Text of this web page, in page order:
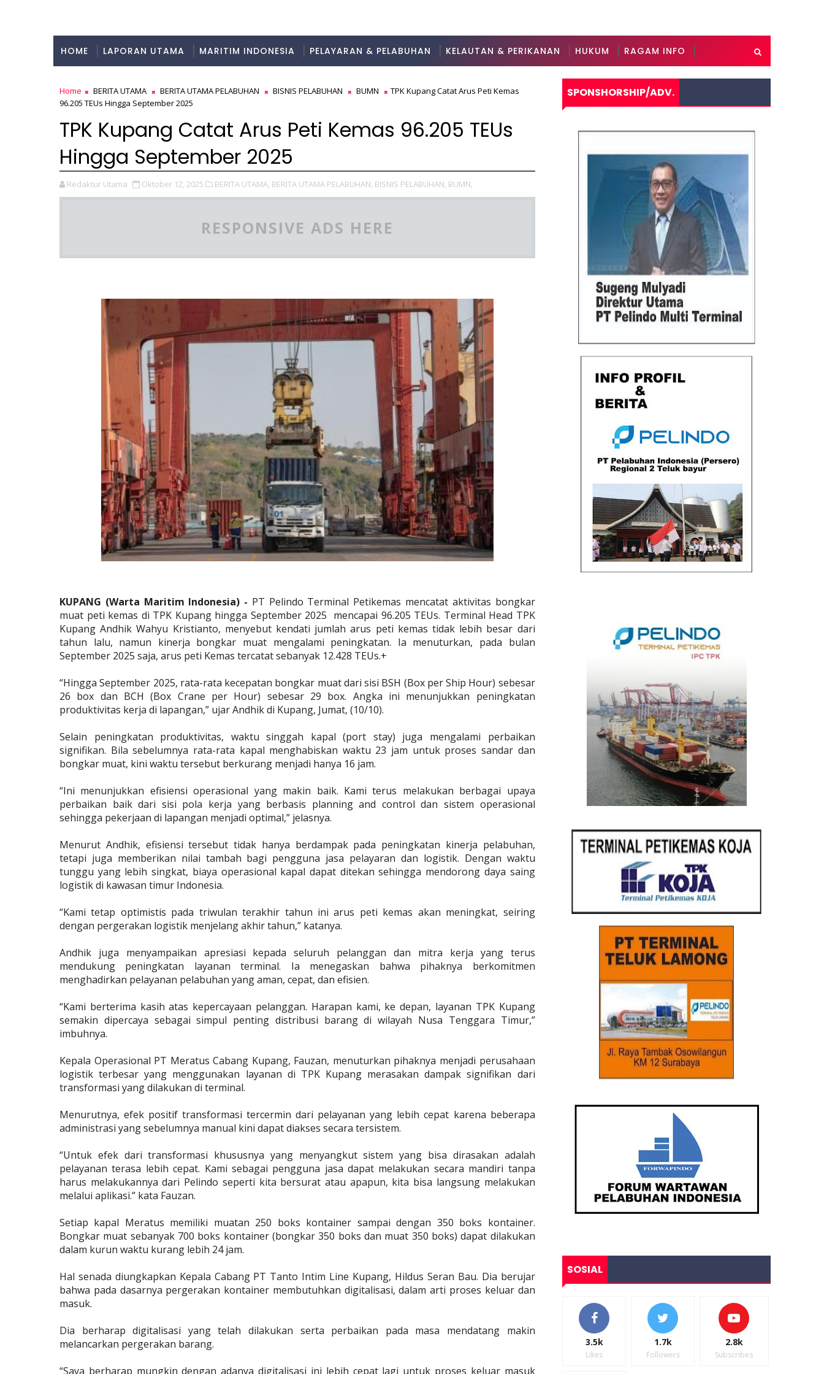
HOME LAPORAN UTAMA MARITIM INDONESIA PELAYARAN & PELABUHAN KELAUTAN & PERIKANAN HUKUM RAGAM INFO
Home BERITA UTAMA BERITA UTAMA PELABUHAN BISNIS PELABUHAN BUMN
TPK Kupang Catat Arus Peti Kemas
96.205 TEUs Hingga September 2025
TPK Kupang Catat Arus Peti Kemas 96.205 TEUs
Hingga September 2025
Redaktur Utama Oktober 12, 2025 BERITA UTAMA, BERITA UTAMA PELABUHAN, BISNIS PELABUHAN, BUMN,
RESPONSIVE ADS HERE
KUPANG (Warta Maritim Indonesia) - PT Pelindo Terminal Petikemas mencatat aktivitas bongkar
muat peti kemas di TPK Kupang hingga September 2025 mencapai 96.205 TEUs. Terminal Head TPK
Kupang Andhik Wahyu Kristianto, menyebut kendati jumlah arus peti kemas tidak lebih besar dari
tahun lalu, namun kinerja bongkar muat mengalami peningkatan. Ia menuturkan, pada bulan
September 2025 saja, arus peti Kemas tercatat sebanyak 12.428 TEUs.+
“Hingga September 2025, rata-rata kecepatan bongkar muat dari sisi BSH (Box per Ship Hour) sebesar
26 box dan BCH (Box Crane per Hour) sebesar 29 box. Angka ini menunjukkan peningkatan
produktivitas kerja di lapangan,” ujar Andhik di Kupang, Jumat, (10/10).
Selain peningkatan produktivitas, waktu singgah kapal (port stay) juga mengalami perbaikan
signifikan. Bila sebelumnya rata-rata kapal menghabiskan waktu 23 jam untuk proses sandar dan
bongkar muat, kini waktu tersebut berkurang menjadi hanya 16 jam.
“Ini menunjukkan efisiensi operasional yang makin baik. Kami terus melakukan berbagai upaya
perbaikan baik dari sisi pola kerja yang berbasis planning and control dan sistem operasional
sehingga pekerjaan di lapangan menjadi optimal,” jelasnya.
Menurut Andhik, efisiensi tersebut tidak hanya berdampak pada peningkatan kinerja pelabuhan,
tetapi juga memberikan nilai tambah bagi pengguna jasa pelayaran dan logistik. Dengan waktu
tunggu yang lebih singkat, biaya operasional kapal dapat ditekan sehingga mendorong daya saing
logistik di kawasan timur Indonesia.
“Kami tetap optimistis pada triwulan terakhir tahun ini arus peti kemas akan meningkat, seiring
dengan pergerakan logistik menjelang akhir tahun,” katanya.
Andhik juga menyampaikan apresiasi kepada seluruh pelanggan dan mitra kerja yang terus
mendukung peningkatan layanan terminal. Ia menegaskan bahwa pihaknya berkomitmen
menghadirkan pelayanan pelabuhan yang aman, cepat, dan efisien.
“Kami berterima kasih atas kepercayaan pelanggan. Harapan kami, ke depan, layanan TPK Kupang
semakin dipercaya sebagai simpul penting distribusi barang di wilayah Nusa Tenggara Timur,”
imbuhnya.
Kepala Operasional PT Meratus Cabang Kupang, Fauzan, menuturkan pihaknya menjadi perusahaan
logistik terbesar yang menggunakan layanan di TPK Kupang merasakan dampak signifikan dari
transformasi yang dilakukan di terminal.
Menurutnya, efek positif transformasi tercermin dari pelayanan yang lebih cepat karena beberapa
administrasi yang sebelumnya manual kini dapat diakses secara tersistem.
“Untuk efek dari transformasi khususnya yang menyangkut sistem yang bisa dirasakan adalah
pelayanan terasa lebih cepat. Kami sebagai pengguna jasa dapat melakukan secara mandiri tanpa
harus melakukannya dari Pelindo seperti kita bersurat atau apapun, kita bisa langsung melakukan
melalui aplikasi.” kata Fauzan.
Setiap kapal Meratus memiliki muatan 250 boks kontainer sampai dengan 350 boks kontainer.
Bongkar muat sebanyak 700 boks kontainer (bongkar 350 boks dan muat 350 boks) dapat dilakukan
dalam kurun waktu kurang lebih 24 jam.
Hal senada diungkapkan Kepala Cabang PT Tanto Intim Line Kupang, Hildus Seran Bau. Dia berujar
bahwa pada dasarnya pergerakan kontainer membutuhkan digitalisasi, dalam arti proses keluar dan
masuk.
Dia berharap digitalisasi yang telah dilakukan serta perbaikan pada masa mendatang makin
melancarkan pergerakan barang.
“Saya berharap mungkin dengan adanya digitalisasi ini lebih cepat lagi untuk proses keluar masuk
SPONSHORSHIP/ADV.
SOSIAL
3.5k
Likes
1.7k
Followers
2.8k
Subscribes